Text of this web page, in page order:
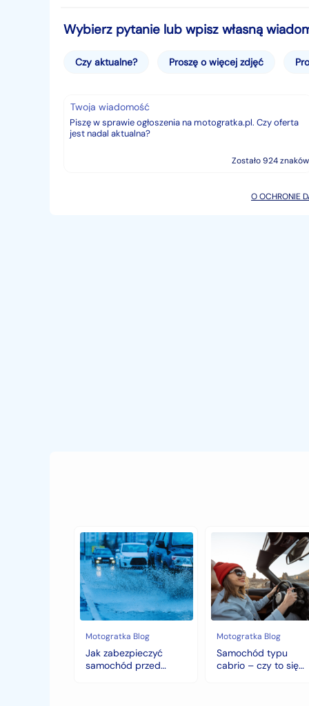
Wybierz pytanie lub wpisz własną
Czy aktualne? Proszę o więcej zdjęć
Twoja wiadomość
Zostało 924 znaków
O OCHRONIE
Jak
zabezpieczyć
samochód
przed
jesiennymi
chłodami
i
deszczem?
Motogratka Blog
Jak zabezpieczyć
samochód przed
Samochód
cabrio
–
czy
to
się
opłaca
w
polskim
klimacie?
Motogratka Blog
Samochód typu
cabrio – czy to się